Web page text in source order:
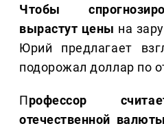
Чтобы
вырастут цены на
Юрий предлагает
подорожал доллар по
Профессор
отечественной валюты